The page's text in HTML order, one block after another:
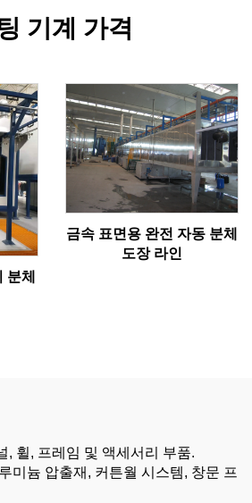
기계 가격
분체
금속 표면용 완전 자동 분체
도장 라인
, 휠, 프레임 및 액세서리 부품.
미늄 압출재, 커튼월 시스템, 창문 프